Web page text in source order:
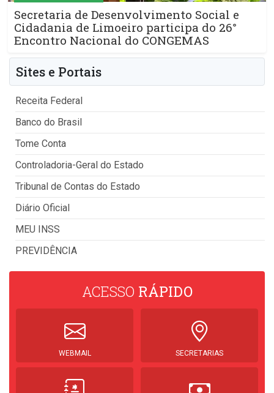
Secretaria de Desenvolvimento Social e
Cidadania de Limoeiro participa do 26°
Encontro Nacional do CONGEMAS
Sites e Portais
Receita Federal
Banco do Brasil
Tome Conta
Controladoria-Geral do Estado
Tribunal de Contas do Estado
Diário Oficial
MEU INSS
PREVIDÊNCIA
ACESSO RÁPIDO
WEBMAIL SECRETARIAS